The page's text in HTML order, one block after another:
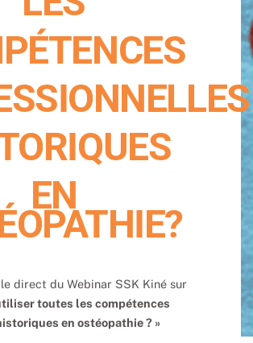
EN
le direct du Webinar SSK Kiné sur
toutes les compétences
en ostéopathie ? »